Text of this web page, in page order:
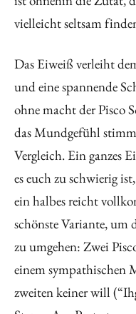
vielleicht seltsam
Das Eiweiß verleiht
und eine spannende
ohne macht der Pisco
das Mundgefühl
Vergleich. Ein ganzes
es euch zu schwierig
ein halbes reicht
schönste Variante,
zu umgehen: Zwei
einem sympathischen
zweiten keiner will